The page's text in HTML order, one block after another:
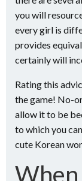
you will
every girl is
provides
certainly will
Rating this
the game! No-
allow it to be
to which you
cute Korean